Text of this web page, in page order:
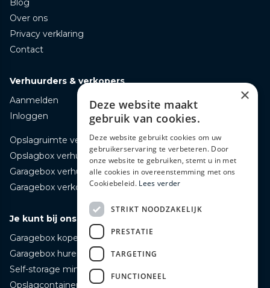
Blog
Over ons
Privacy verklaring
Contact
Verhuurders & verkopers
Aanmelden
Inloggen
Opslagruimte verhuren
Opslagbox verhuren
Garagebox verhuren
Garagebox verkopen
Je kunt bij ons terecht voor
Garagebox kopen
Garagebox huren
Self-storage mini opslag huren
Opslagcontainer huren
×
Deze website maakt
gebruik van cookies.
Deze website gebruikt cookies om uw
gebruikerservaring te verbeteren. Door
onze website te gebruiken, stemt u in met
alle cookies in overeenstemming met ons
Cookiebeleid. Lees verder
STRIKT NOODZAKELIJK
PRESTATIE
TARGETING
FUNCTIONEEL